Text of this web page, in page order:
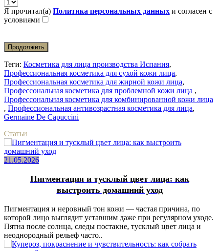
Я прочитал(а) Политика персональных данных и согласен с
условиями
Продолжить
Теги: Косметика для лица производства Испания,
Профессиональная косметика для сухой кожи лица,
Профессиональная косметика для жирной кожи лица,
Профессональная косметика для проблемной кожи лица ,
Профессональная косметика для комбинированной кожи лица
, Профессиональная антивозрастная косметика для лица,
Germaine De Capuccini
Статьи
21.05.2026
Пигментация и тусклый цвет лица: как
выстроить домашний уход
Пигментация и неровный тон кожи — частая причина, по
которой лицо выглядит уставшим даже при регулярном уходе.
Пятна после солнца, следы постакне, тусклый цвет лица и
неоднородный рельеф часто..